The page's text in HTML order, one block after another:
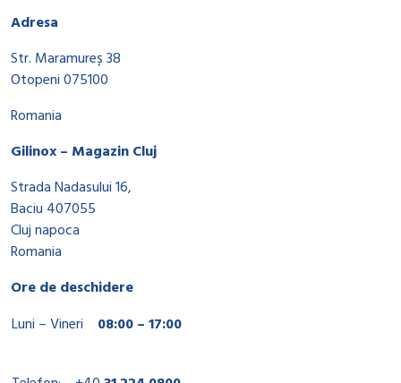
Adresa
Str. Maramureș 38
Otopeni 075100
Romania
Gilinox – Magazin Cluj
Strada Nadasului 16,
Baciu 407055
Cluj napoca
Romania
Ore de deschidere
Luni – Vineri
08:00 – 17:00